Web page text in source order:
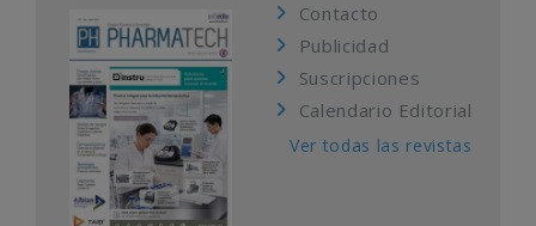
Contacto
Publicidad
Suscripciones
Calendario Editorial
Ver todas las revistas